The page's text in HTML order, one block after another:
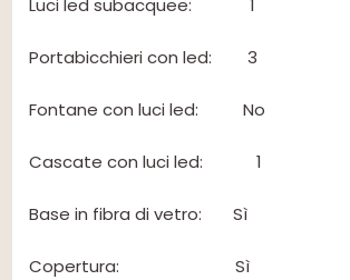
Luci led subacquee: 1
Portabicchieri con led: 3
Fontane con luci led: No
Cascate con luci led: 1
Base in fibra di vetro: Sì
Copertura: Sì